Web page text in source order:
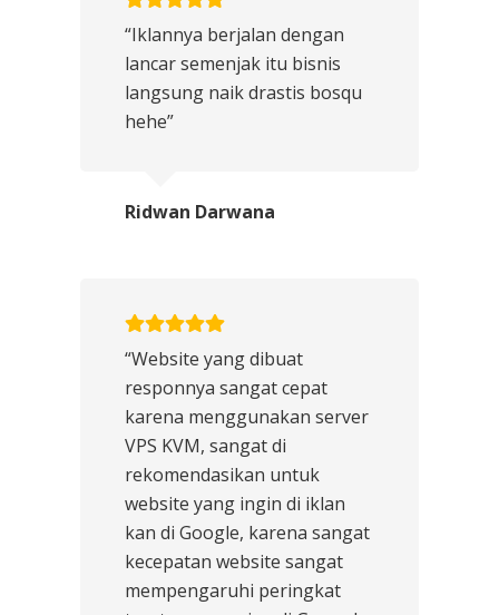
“Iklannya berjalan dengan
lancar semenjak itu bisnis
langsung naik drastis bosqu
hehe”
Ridwan Darwana
“Website yang dibuat
responnya sangat cepat
karena menggunakan server
VPS KVM, sangat di
rekomendasikan untuk
website yang ingin di iklan
kan di Google, karena sangat
kecepatan website sangat
mempengaruhi peringkat